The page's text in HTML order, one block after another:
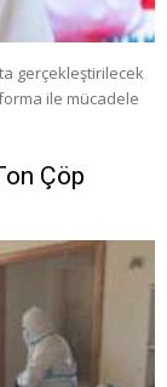
gerçekleştirilecek
forma ile mücadele
Çöp